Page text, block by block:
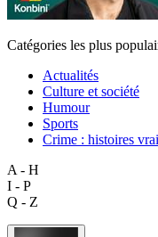
Catégories les plus
Actualités
Culture et société
Humour
Sports
Crime : histoires
A - H
I - P
Q - Z